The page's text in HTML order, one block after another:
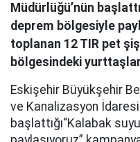
Müdürlüğü’nün
deprem bölgesiyle
toplanan 12 TIR pet
bölgesindeki
Eskişehir Büyükşehir
ve Kanalizasyon İdaresi
başlattığı“Kalabak